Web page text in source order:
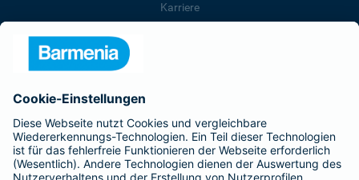
Karriere
Barmenia ist Teil der BarmeniaGothaer
BELIEBTE SEITEN
Kranken-Zusatzversicherung